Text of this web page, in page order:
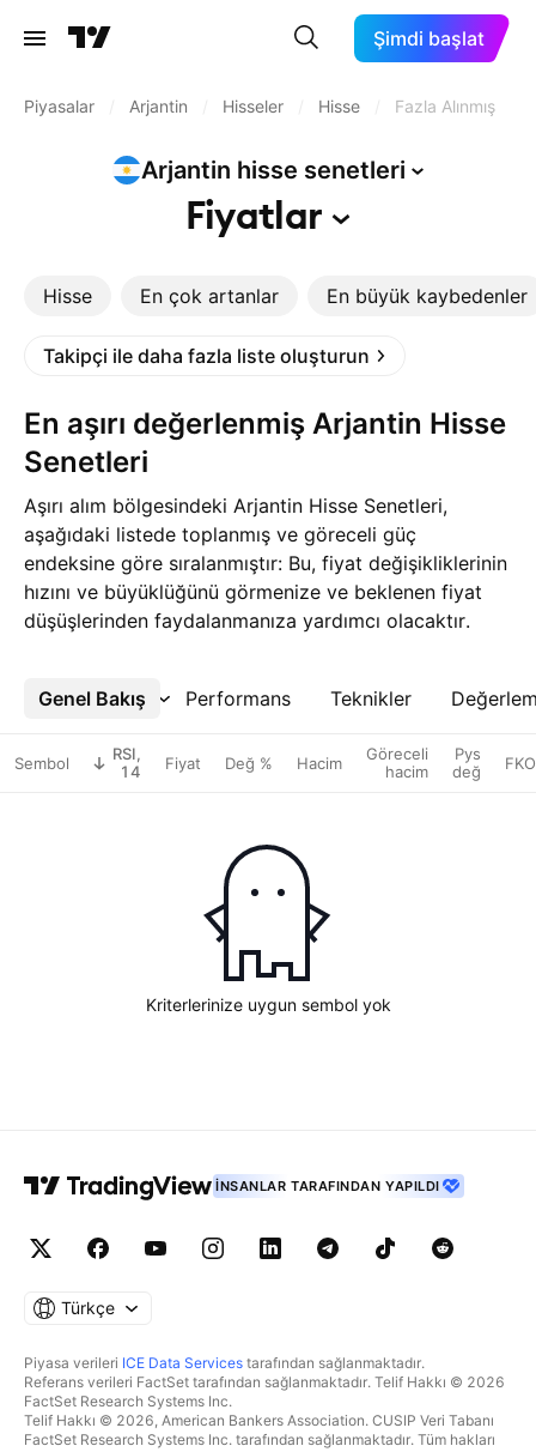
Şimdi başlat
Piyasalar Arjantin Hisseler Hisse Fazla Alınmış
Arjantin hisse senetleri
Fiyatlar
Hisse En çok artanlar En büyük kaybedenler
Takipçi ile daha fazla liste oluşturun
En aşırı değerlenmiş Arjantin Hisse
Senetleri
Aşırı alım bölgesindeki Arjantin Hisse Senetleri,
aşağıdaki listede toplanmış ve göreceli güç
endeksine göre sıralanmıştır: Bu, fiyat değişikliklerinin
hızını ve büyüklüğünü görmenize ve beklenen fiyat
düşüşlerinden faydalanmanıza yardımcı olacaktır.
Genel Bakış Performans Teknikler
Daha Fazla
Sembol
RSI,
14
Fiyat Değ % Hacim
Göreceli
hacim
Pys
değ
FKO
Kriterlerinize uygun sembol yok
İNSANLAR TARAFINDAN YAPILDI
Türkçe
Piyasa verileri ICE Data Services tarafından sağlanmaktadır.
Referans verileri FactSet tarafından sağlanmaktadır. Telif Hakkı © 2026
FactSet Research Systems Inc.
Telif Hakkı © 2026, American Bankers Association. CUSIP Veri Tabanı
FactSet Research Systems Inc. tarafından sağlanmaktadır. Tüm hakları